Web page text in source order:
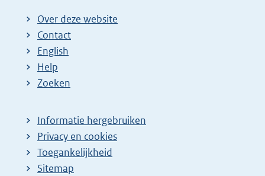
Over deze website
Contact
English
Help
Zoeken
Informatie hergebruiken
Privacy en cookies
Toegankelijkheid
Sitemap